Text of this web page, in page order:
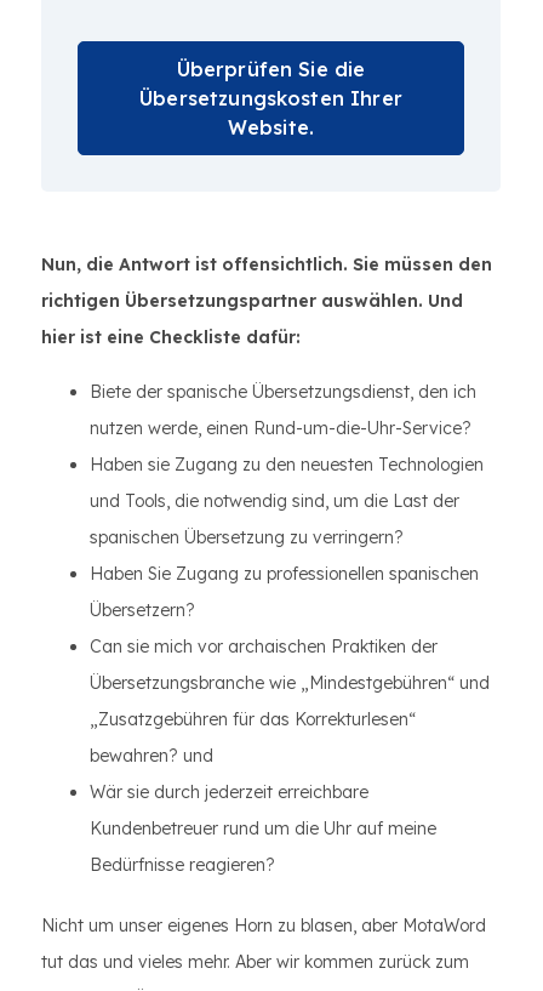
Überprüfen Sie die
Übersetzungskosten Ihrer
Website.
Nun, die Antwort ist offensichtlich. Sie müssen den
richtigen Übersetzungspartner auswählen. Und
hier ist eine Checkliste dafür:
Biete der spanische Übersetzungsdienst, den ich
nutzen werde, einen Rund-um-die-Uhr-Service?
Haben sie Zugang zu den neuesten Technologien
und Tools, die notwendig sind, um die Last der
spanischen Übersetzung zu verringern?
Haben Sie Zugang zu professionellen spanischen
Übersetzern?
Can sie mich vor archaischen Praktiken der
Übersetzungsbranche wie „Mindestgebühren“ und
„Zusatzgebühren für das Korrekturlesen“
bewahren? und
Wär sie durch jederzeit erreichbare
Kundenbetreuer rund um die Uhr auf meine
Bedürfnisse reagieren?
Nicht um unser eigenes Horn zu blasen, aber MotaWord
tut das und vieles mehr. Aber wir kommen zurück zum